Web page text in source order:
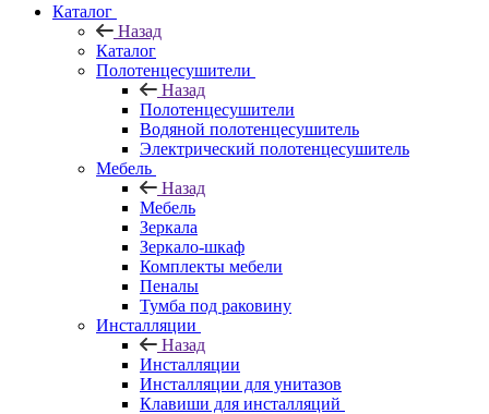
Каталог
Назад
Каталог
Полотенцесушители
Назад
Полотенцесушители
Водяной полотенцесушитель
Электрический полотенцесушитель
Мебель
Назад
Мебель
Зеркала
Зеркало-шкаф
Комплекты мебели
Пеналы
Тумба под раковину
Инсталляции
Назад
Инсталляции
Инсталляции для унитазов
Клавиши для инсталляций